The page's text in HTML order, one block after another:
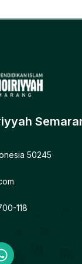
50245
118